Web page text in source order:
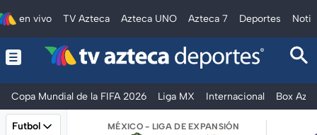
en vivo TV Azteca Azteca UNO Azteca 7 Deportes
Copa Mundial de la FIFA 2026 Liga MX Internacional Box
Futbol MÉXICO - LIGA DE EXPANSIÓN